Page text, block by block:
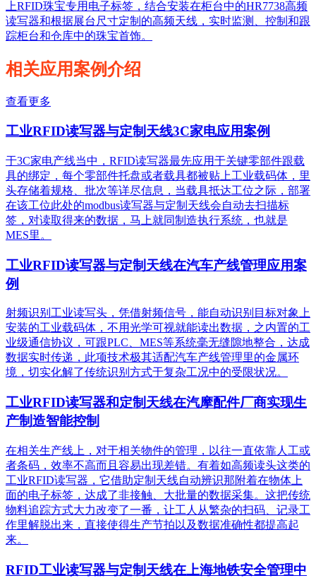
上RFID珠宝专用电子标签，结合安装在柜台中的HR7738高频
读写器和根据展台尺寸定制的高频天线，实时监测、控制和跟
踪柜台和仓库中的珠宝首饰。
相关应用案例介绍
查看更多
工业RFID读写器与定制天线3C家电应用案例
于3C家电产线当中，RFID读写器最先应用于关键零部件跟载
具的绑定，每个零部件托盘或者载具都被贴上工业载码体，里
头存储着规格、批次等详尽信息，当载具抵达工位之际，部署
在该工位此处的modbus读写器与定制天线会自动去扫描标
签，对读取得来的数据，马上就同制造执行系统，也就是
MES里。
工业RFID读写器与定制天线在汽车产线管理应用案
例
射频识别工业读写头，凭借射频信号，能自动识别目标对象上
安装的工业载码体，不用光学可视就能读出数据，之内置的工
业级通信协议，可跟PLC、MES等系统毫无缝隙地整合，达成
数据实时传递，此项技术极其适配汽车产线管理里的金属环
境，切实化解了传统识别方式于复杂工况中的受限状况。
工业RFID读写器和定制天线在汽摩配件厂商实现生
产制造智能控制
在相关生产线上，对于相关物件的管理，以往一直依靠人工或
者条码，效率不高而且容易出现差错。有着如高频读头这类的
工业RFID读写器，它借助定制天线自动辨识那附着在物体上
面的电子标签，达成了非接触、大批量的数据采集。这把传统
物料追踪方式大力改变了一番，让工人从繁杂的扫码、记录工
作里解脱出来，直接使得生产节拍以及数据准确性都提高起
来。
RFID工业读写器与定制天线在上海地铁安全管理中